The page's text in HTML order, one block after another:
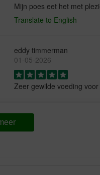
Mijn poes eet het met
Translate to English
eddy timmerman
01-05-2026
Zeer gewilde voeding
Stefaan Vanhoorne